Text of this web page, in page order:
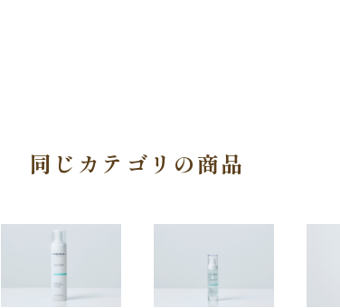
同じカテゴリの商品